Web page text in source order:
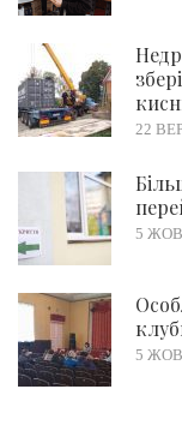
22
5
5